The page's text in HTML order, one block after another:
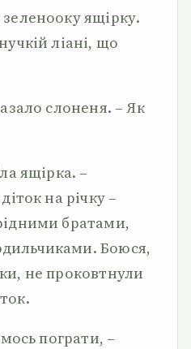
ящірку.
ліані, що
слоненя. – Як
ящірка. –
на річку –
братами,
Боюся,
не проковтнули
пограти, –